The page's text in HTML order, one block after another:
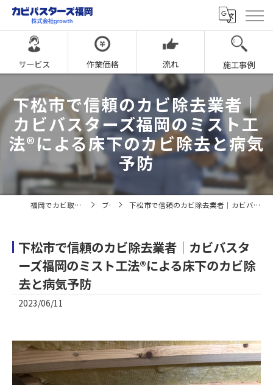
サービス 作業価格 流れ 施工事例
下松市で信頼のカビ除去業者｜
カビバスターズ福岡のミスト工
法®による床下のカビ除去と病気
予防
福岡でカビ取りならカビバスターズ福岡 ブログ 下松市で信頼のカビ除去業者｜カビバスターズ福岡のミスト工法®による床下のカビ除去と病気予防
下松市で信頼のカビ除去業者｜カビバスタ
ーズ福岡のミスト工法®による床下のカビ除
去と病気予防
2023/06/11